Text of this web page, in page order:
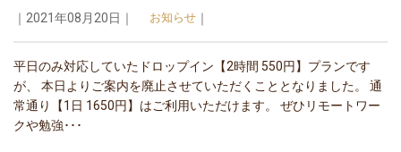
｜2021年08月20日｜ お知らせ ｜
平日のみ対応していたドロップイン【2時間 550円】プランです
が、 本日よりご案内を廃止させていただくこととなりました。 通
常通り【1日 1650円】はご利用いただけます。 ぜひリモートワー
クや勉強･･･